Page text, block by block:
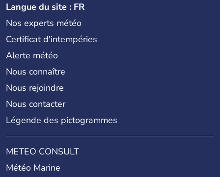
Langue du site : FR
Nos experts météo
Certificat d'intempéries
Alerte météo
Nous connaître
Nous rejoindre
Nous contacter
Légende des pictogrammes
METEO CONSULT
Météo Marine